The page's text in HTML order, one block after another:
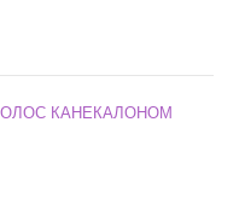
КАНЕКАЛОНОМ